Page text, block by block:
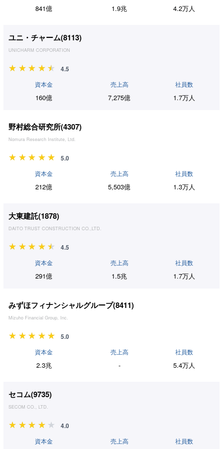
841億 1.9兆 4.2万人
ユニ・チャーム(8113)
UNICHARM CORPORATION
4.5
資本金
160億
売上高
7,275億
社員数
1.7万人
野村総合研究所(4307)
Nomura Research Institute, Ltd.
5.0
資本金
212億
売上高
5,503億
社員数
1.3万人
大東建託(1878)
DAITO TRUST CONSTRUCTION CO.,LTD.
4.5
資本金
291億
売上高
1.5兆
社員数
1.7万人
みずほフィナンシャルグループ(8411)
Mizuho Financial Group, Inc.
5.0
資本金
2.3兆
売上高
-
社員数
5.4万人
セコム(9735)
SECOM CO., LTD.
4.0
資本金 売上高 社員数